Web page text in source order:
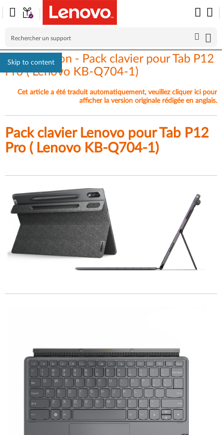
Skip to content
Présentation - Pack clavier pour Tab P12
Pro ( Lenovo KB-Q704-1)
Cet article a été traduit automatiquement, veuillez cliquer ici pour
afficher la version originale rédigée en anglais.
Pack clavier Lenovo pour Tab P12
Pro ( Lenovo KB-Q704-1)